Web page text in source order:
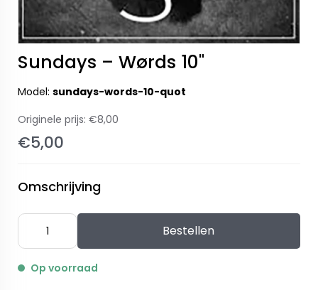
Sundays – Wørds 10"
Model: sundays-words-10-quot
Originele prijs: €8,00
€5,00
Omschrijving
Bestellen
Op voorraad